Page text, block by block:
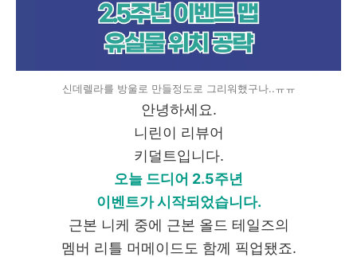
신데렐라를 방울로 만들정도로 그리워했구나..ㅠㅠ
안녕하세요.
니린이 리뷰어
키덜트입니다.
오늘 드디어 2.5주년
이벤트가 시작되었습니다.
근본 니케 중에 근본 올드 테일즈의
멤버 리틀 머메이드도 함께 픽업됐죠.